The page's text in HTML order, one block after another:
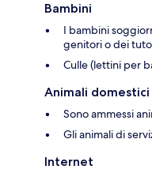
Bambini
I bambini
genitori o dei
Culle (lettini per
Animali domestici
Sono ammessi
Gli animali di
Internet